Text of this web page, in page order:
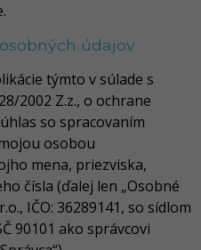
údajov
týmto v súlade s
2002 Z.z., o ochrane
so spracovaním
osobou
mena, priezviska,
čísla (ďalej len „Osobné
IČO: 36289141, so sídlom
90101 ako správcovi